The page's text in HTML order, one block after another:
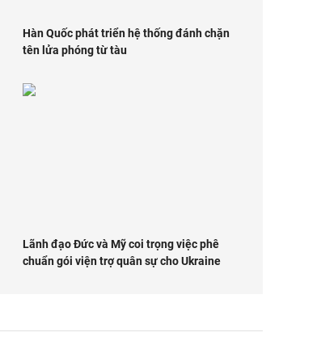
Hàn Quốc phát triển hệ thống đánh chặn
tên lửa phóng từ tàu
Lãnh đạo Đức và Mỹ coi trọng việc phê
chuẩn gói viện trợ quân sự cho Ukraine